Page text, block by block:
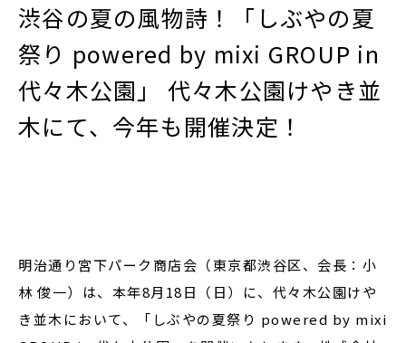
渋谷の夏の風物詩！「しぶやの夏
祭り powered by mixi GROUP in
代々木公園」 代々木公園けやき並
木にて、今年も開催決定！
明治通り宮下パーク商店会（東京都渋谷区、会長：小
林 俊一）は、本年8月 18日（日）に、代々木公園けや
き並木において、「しぶやの夏祭り powered by mixi
2026年